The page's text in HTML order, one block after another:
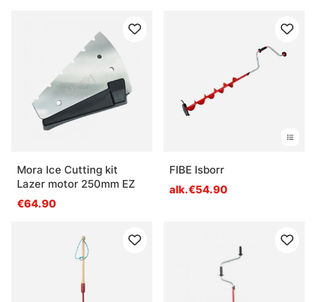
Mora Ice Cutting kit
Lazer motor 250mm EZ
€64.90
FIBE Isborr
alk.€54.90